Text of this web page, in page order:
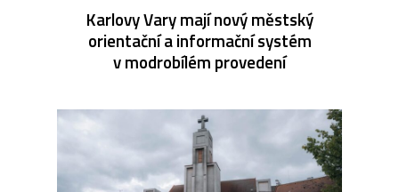
Karlovy Vary mají nový městský
orientační a informační systém
v modrobílém provedení